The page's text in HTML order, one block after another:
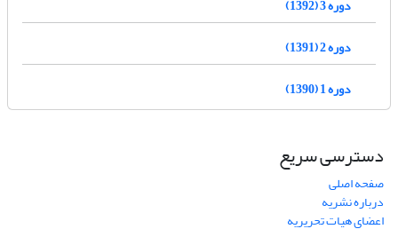
دوره 3 (1392)
دوره 2 (1391)
دوره 1 (1390)
دسترسی سریع
صفحه اصلی
درباره نشریه
اعضای هیات تحریریه